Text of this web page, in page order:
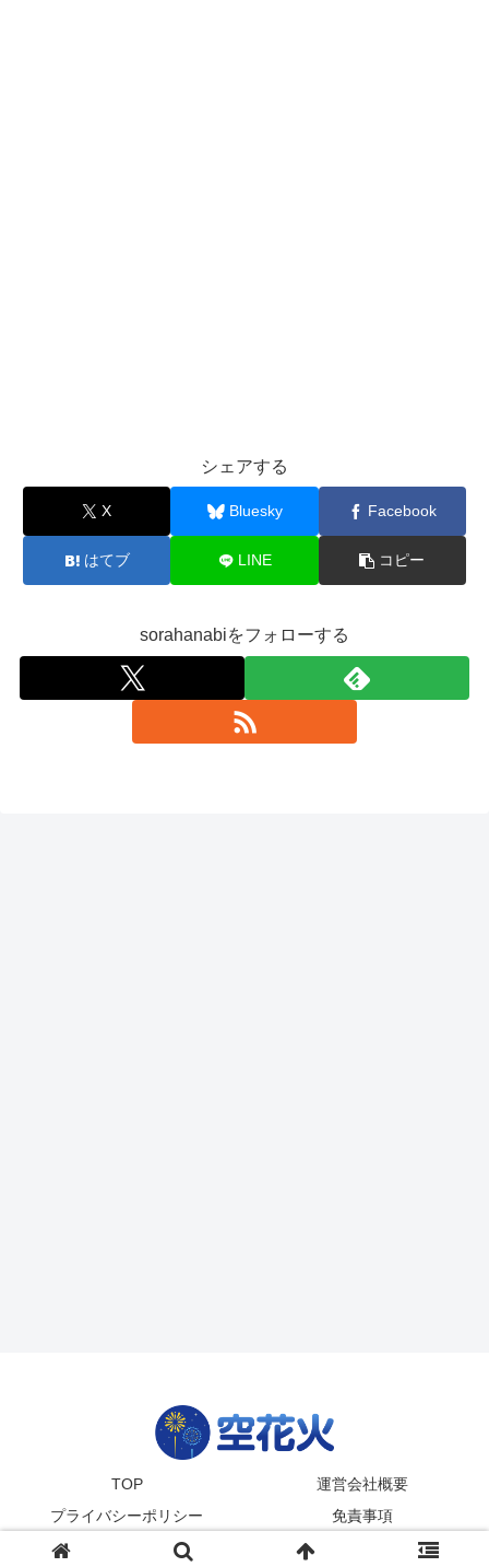
シェアする
X Bluesky Facebook
はてブ LINE コピー
sorahanabiをフォローする
TOP
運営会社概要
プライバシーポリシー
免責事項
© 2024-2026 zetta segment Inc